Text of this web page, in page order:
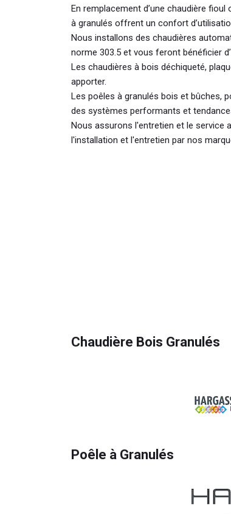
En remplacement d’une chaudière
à granulés offrent un confort
Nous installons des chaudières
norme 303.5 et vous feront bénéficier
Les chaudières à bois déchiqueté,
apporter.
Les poêles à granulés bois et bûches,
des systèmes performants et
Nous assurons l'entretien et le service
l'installation et l'entretien par nos
Chaudière Bois Granulés
Poêle à Granulés